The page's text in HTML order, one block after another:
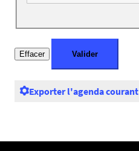
Exporter l'agenda courant